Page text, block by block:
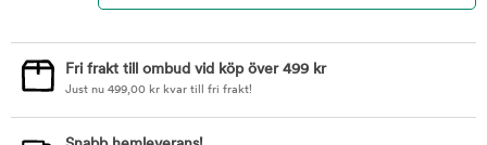
Fri frakt till ombud vid köp över 499 kr
Just nu 499,00 kr kvar till fri frakt!